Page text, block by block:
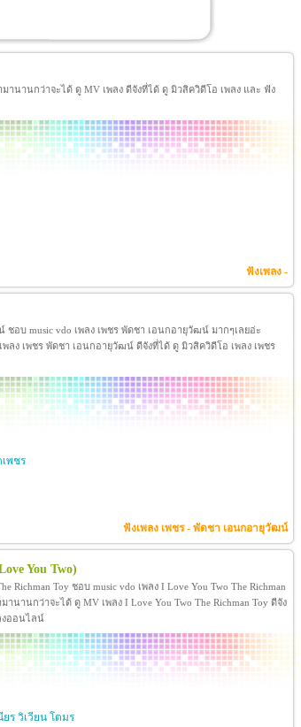
มานานกว่าจะได้ ดู MV เพลง ดีจังที่ได้ ดู มิวสิควิดีโอ เพลง และ ฟัง
ฟังเพลง -
อบ music vdo เพลง เพชร พัดชา เอนกอายุวัฒน์ มากๆเลยอ่ะ
ลง เพชร พัดชา เอนกอายุวัฒน์ ดีจังที่ได้ ดู มิวสิควิดีโอ เพลง เพชร
พชร
ฟังเพลง เพชร - พัดชา เอนกอายุวัฒน์
You Two)
Richman Toy ชอบ music vdo เพลง I Love You Two The Richman
านานกว่าจะได้ ดู MV เพลง I Love You Two The Richman Toy ดีจัง
งออนไลน์
ร วิเวียน โตมร